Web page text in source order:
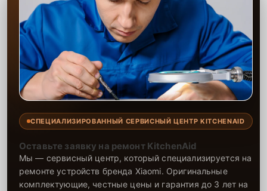
СПЕЦИАЛИЗИРОВАННЫЙ СЕРВИСНЫЙ ЦЕНТР KITCHENAID
Оставьте заявку на ремонт KitchenAid
Мы — сервисный центр, который специализируется на
ремонте устройств бренда Xiaomi. Оригинальные
комплектующие, честные цены и гарантия до 3 лет на